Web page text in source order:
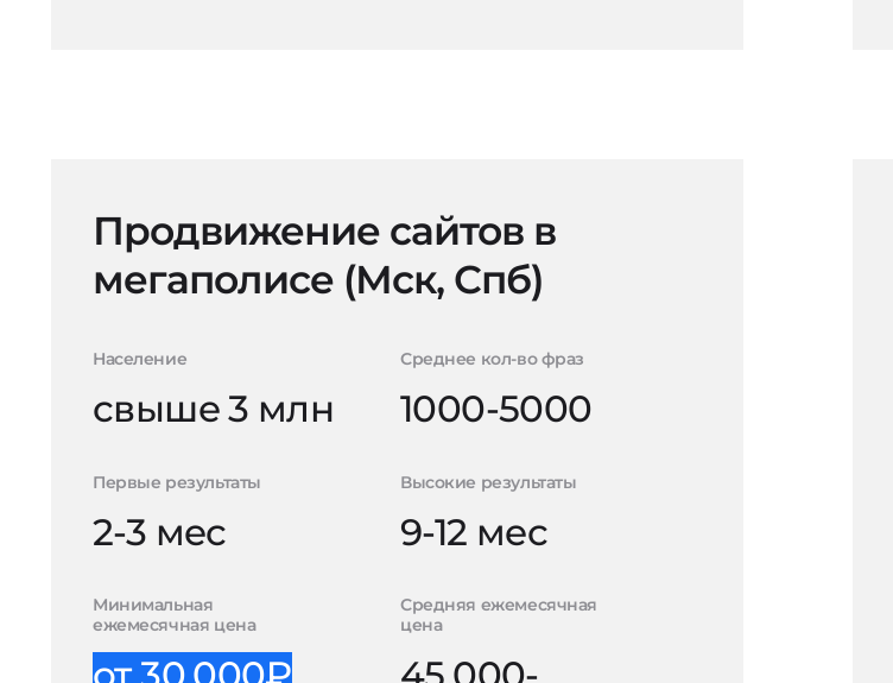
Продвижение сайтов в
мегаполисе (Мск, Спб)
Население
свыше 3 млн
Среднее кол-во фраз
1000-5000
Первые результаты
2-3 мес
Высокие результаты
9-12 мес
Минимальная
ежемесячная цена
Средняя ежемесячная
цена